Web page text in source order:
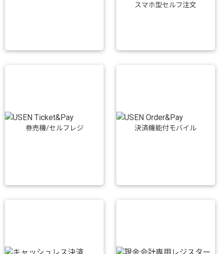
スマホ型セルフ注文
券売機/セルフレジ 決済機能付モバイル